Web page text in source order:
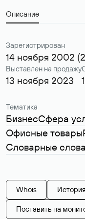
Описание
Зарегистрирован
14 ноября 2002
Выставлен на продажу
13 ноября 2023
Тематика
БизнесСфера
Офисные товары
Словарные
Whois
Поставить на